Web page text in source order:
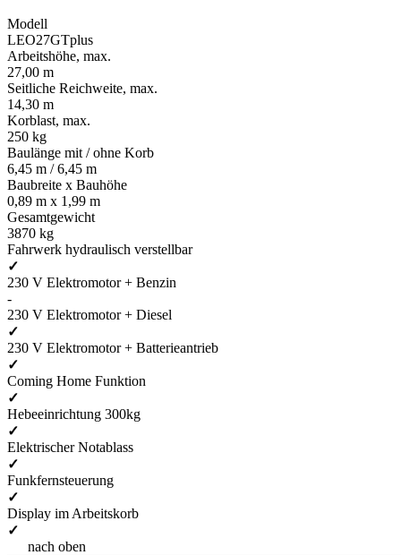
Modell
LEO27GTplus
Arbeitshöhe, max.
27,00 m
Seitliche Reichweite, max.
14,30 m
Korblast, max.
250 kg
Baulänge mit / ohne Korb
6,45 m / 6,45 m
Baubreite x Bauhöhe
0,89 m x 1,99 m
Gesamtgewicht
3870 kg
Fahrwerk hydraulisch verstellbar
✓
230 V Elektromotor + Benzin
-
230 V Elektromotor + Diesel
✓
230 V Elektromotor + Batterieantrieb
✓
Coming Home Funktion
✓
Hebeeinrichtung 300kg
✓
Elektrischer Notablass
✓
Funkfernsteuerung
✓
Display im Arbeitskorb
✓
nach oben